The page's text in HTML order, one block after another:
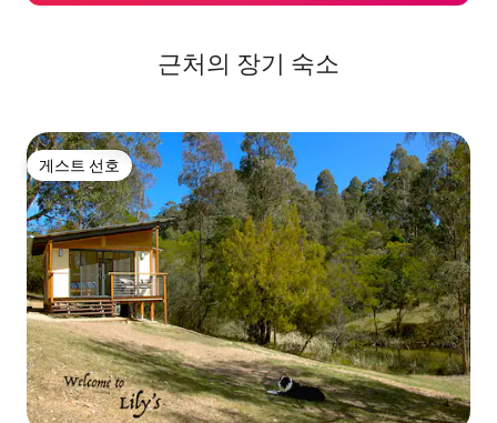
근처의 장기 숙소
게스트 선호
게스트 선호